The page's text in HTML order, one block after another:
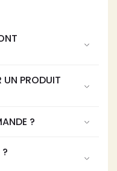
UN PRODUIT
?
?